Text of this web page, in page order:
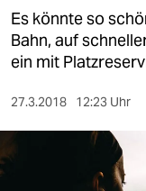
berlin
Es könnte so
Bahn, auf
ein mit
27.3.2018 12:23 Uhr